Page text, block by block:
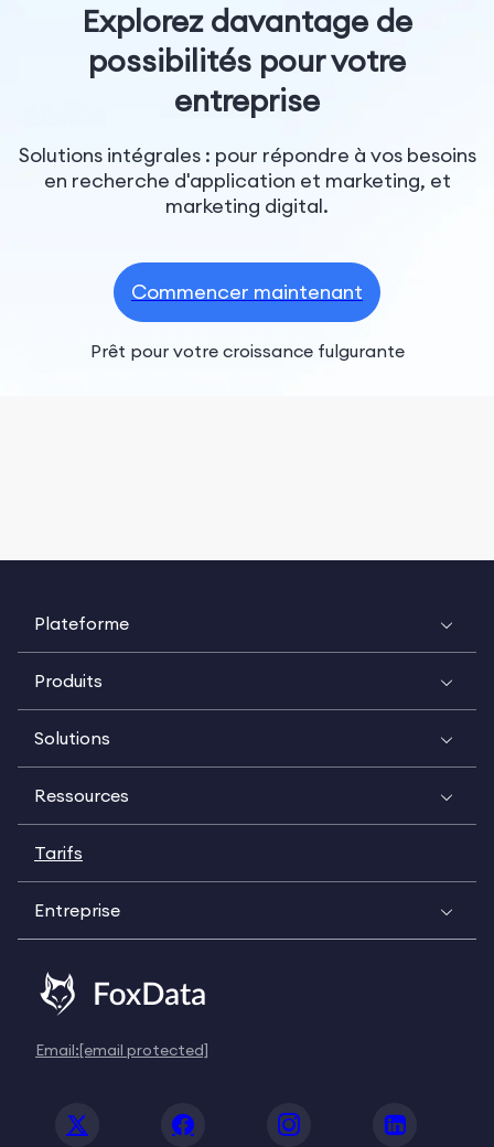
Explorez davantage de
possibilités pour votre
entreprise
Solutions intégrales : pour répondre à vos besoins
en recherche d'application et marketing, et
marketing digital.
Commencer maintenant
Prêt pour votre croissance fulgurante
Plateforme
Produits
Solutions
Ressources
Tarifs
Entreprise
Email:[email protected]